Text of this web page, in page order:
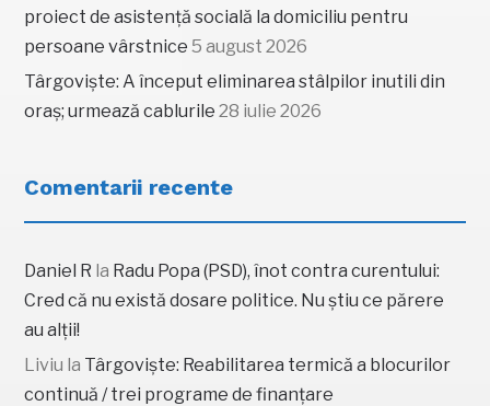
proiect de asistență socială la domiciliu pentru
persoane vârstnice 5 august 2026
Târgoviște: A început eliminarea stâlpilor inutili din
oraș; urmează cablurile 28 iulie 2026
Comentarii recente
Daniel R la Radu Popa (PSD), înot contra curentului:
Cred că nu există dosare politice. Nu știu ce părere
au alții!
Liviu la Târgoviște: Reabilitarea termică a blocurilor
continuă / trei programe de finanțare